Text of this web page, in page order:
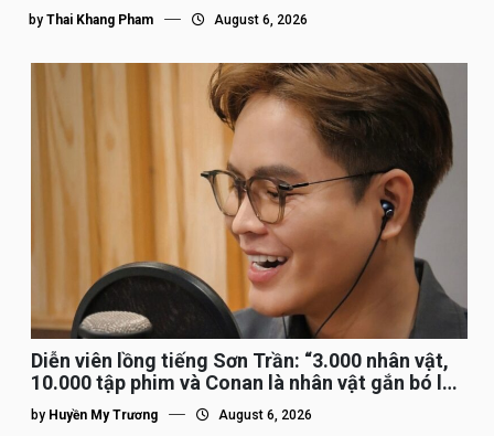
by Thai Khang Pham August 6, 2026
Diễn viên lồng tiếng Sơn Trần: “3.000 nhân vật,
10.000 tập phim và Conan là nhân vật gắn bó lâu
nhất”
by Huyền My Trương August 6, 2026